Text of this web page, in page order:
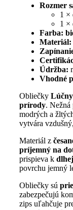
1
x
90
cm
Rozmer
1 ×
1 ×
Farba:
Materiál:
Údržba:
Vhodné
Obliečky
prírody.
modrých a
vytvára
Materiál z
príjemný na
prispieva k
povrchu jemný
Obliečky sú
zabezpečujú
zips uľahčuje